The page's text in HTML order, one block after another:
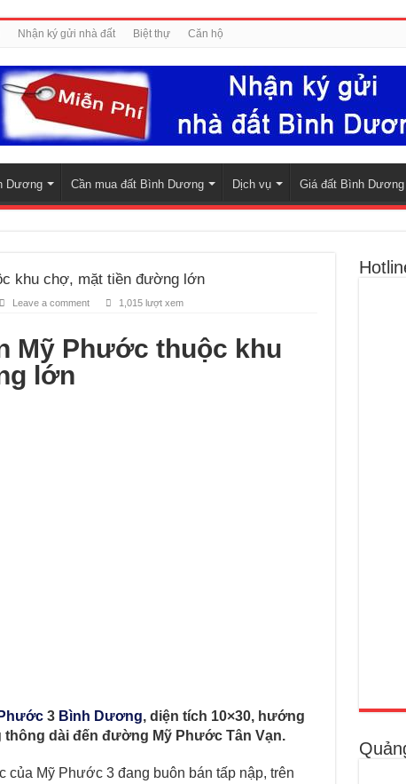
Nhận ký gửi nhà đất Biệt thự Căn hộ
Dương Cần mua đất Bình Dương Dịch vụ Giá đất Bình Dương
khu chợ, mặt tiền đường lớn
Leave a comment 1,015 lượt xem
Mỹ Phước thuộc khu
lớn
3 Bình Dương, diện tích 10×30, hướng
dài đến đường Mỹ Phước Tân Vạn.
của Mỹ Phước 3 đang buôn bán tấp nập, trên